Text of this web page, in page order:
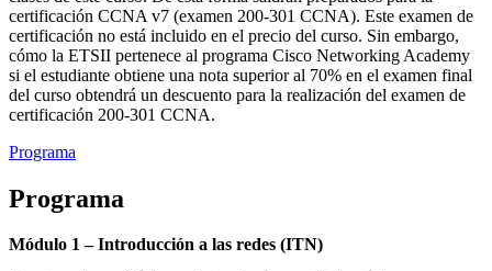
certificación CCNA v7 (examen 200-301 CCNA). Este examen de
certificación no está incluido en el precio del curso. Sin embargo,
cómo la ETSII pertenece al programa Cisco Networking Academy
si el estudiante obtiene una nota superior al 70% en el examen final
del curso obtendrá un descuento para la realización del examen de
certificación 200-301 CCNA.
Programa
Programa
Módulo 1 – Introducción a las redes (ITN)